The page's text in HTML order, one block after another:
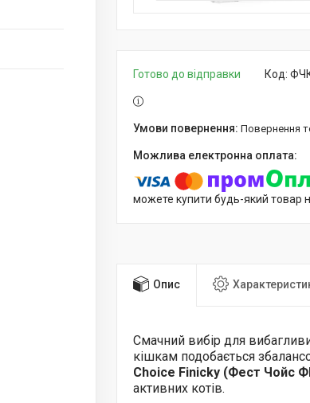
Готово до відправки Код:
повернення
можете купити будь-який товар
Опис
Смачний вибір для
кішкам подобається
Choice Finicky (Фест Чойс
активних котів.